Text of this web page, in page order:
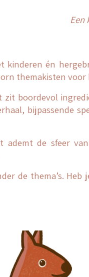
Een
kinderen én
themakisten voor
zit boordevol
bijpassende
ademt de sfeer
de thema’s.